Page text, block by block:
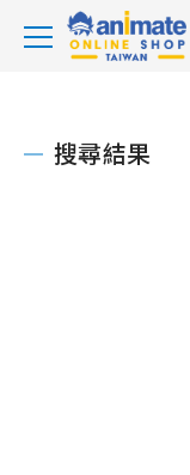
搜尋結果